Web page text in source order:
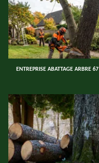
ENTREPRISE ABATTAGE ARBRE 67